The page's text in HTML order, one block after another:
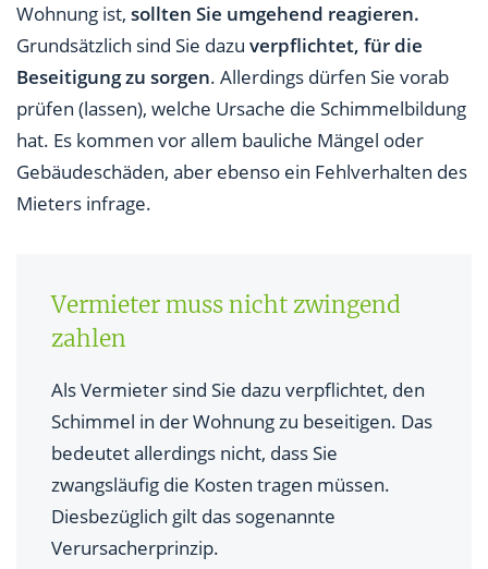
Wohnung ist, sollten Sie umgehend reagieren.
Grundsätzlich sind Sie dazu verpflichtet, für die
Beseitigung zu sorgen. Allerdings dürfen Sie vorab
prüfen (lassen), welche Ursache die Schimmelbildung
hat. Es kommen vor allem bauliche Mängel oder
Gebäudeschäden, aber ebenso ein Fehlverhalten des
Mieters infrage.
Vermieter muss nicht zwingend
zahlen
Als Vermieter sind Sie dazu verpflichtet, den
Schimmel in der Wohnung zu beseitigen. Das
bedeutet allerdings nicht, dass Sie
zwangsläufig die Kosten tragen müssen.
Diesbezüglich gilt das sogenannte
Verursacherprinzip.